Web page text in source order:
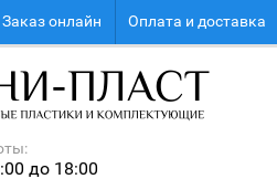
Заказ онлайн Оплата и доставка
до 18:00